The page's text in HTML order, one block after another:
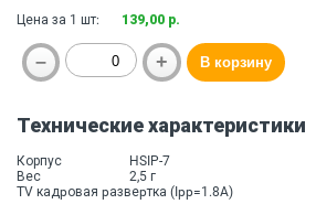
Цена за 1 шт: 139,00 р.
Технические характеристики
Корпус
HSIP-7
Вес
2,5 г
TV кадpовая pазвеpтка (Ipp=1.8A)